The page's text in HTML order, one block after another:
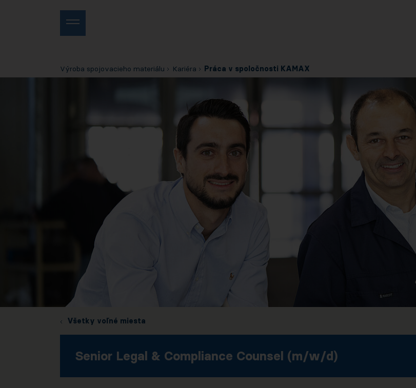
Výroba spojovacieho materiálu Kariéra Práca v spoločnosti KAMAX
Všetky voľné miesta
Senior Legal & Compliance Counsel (m/w/d)